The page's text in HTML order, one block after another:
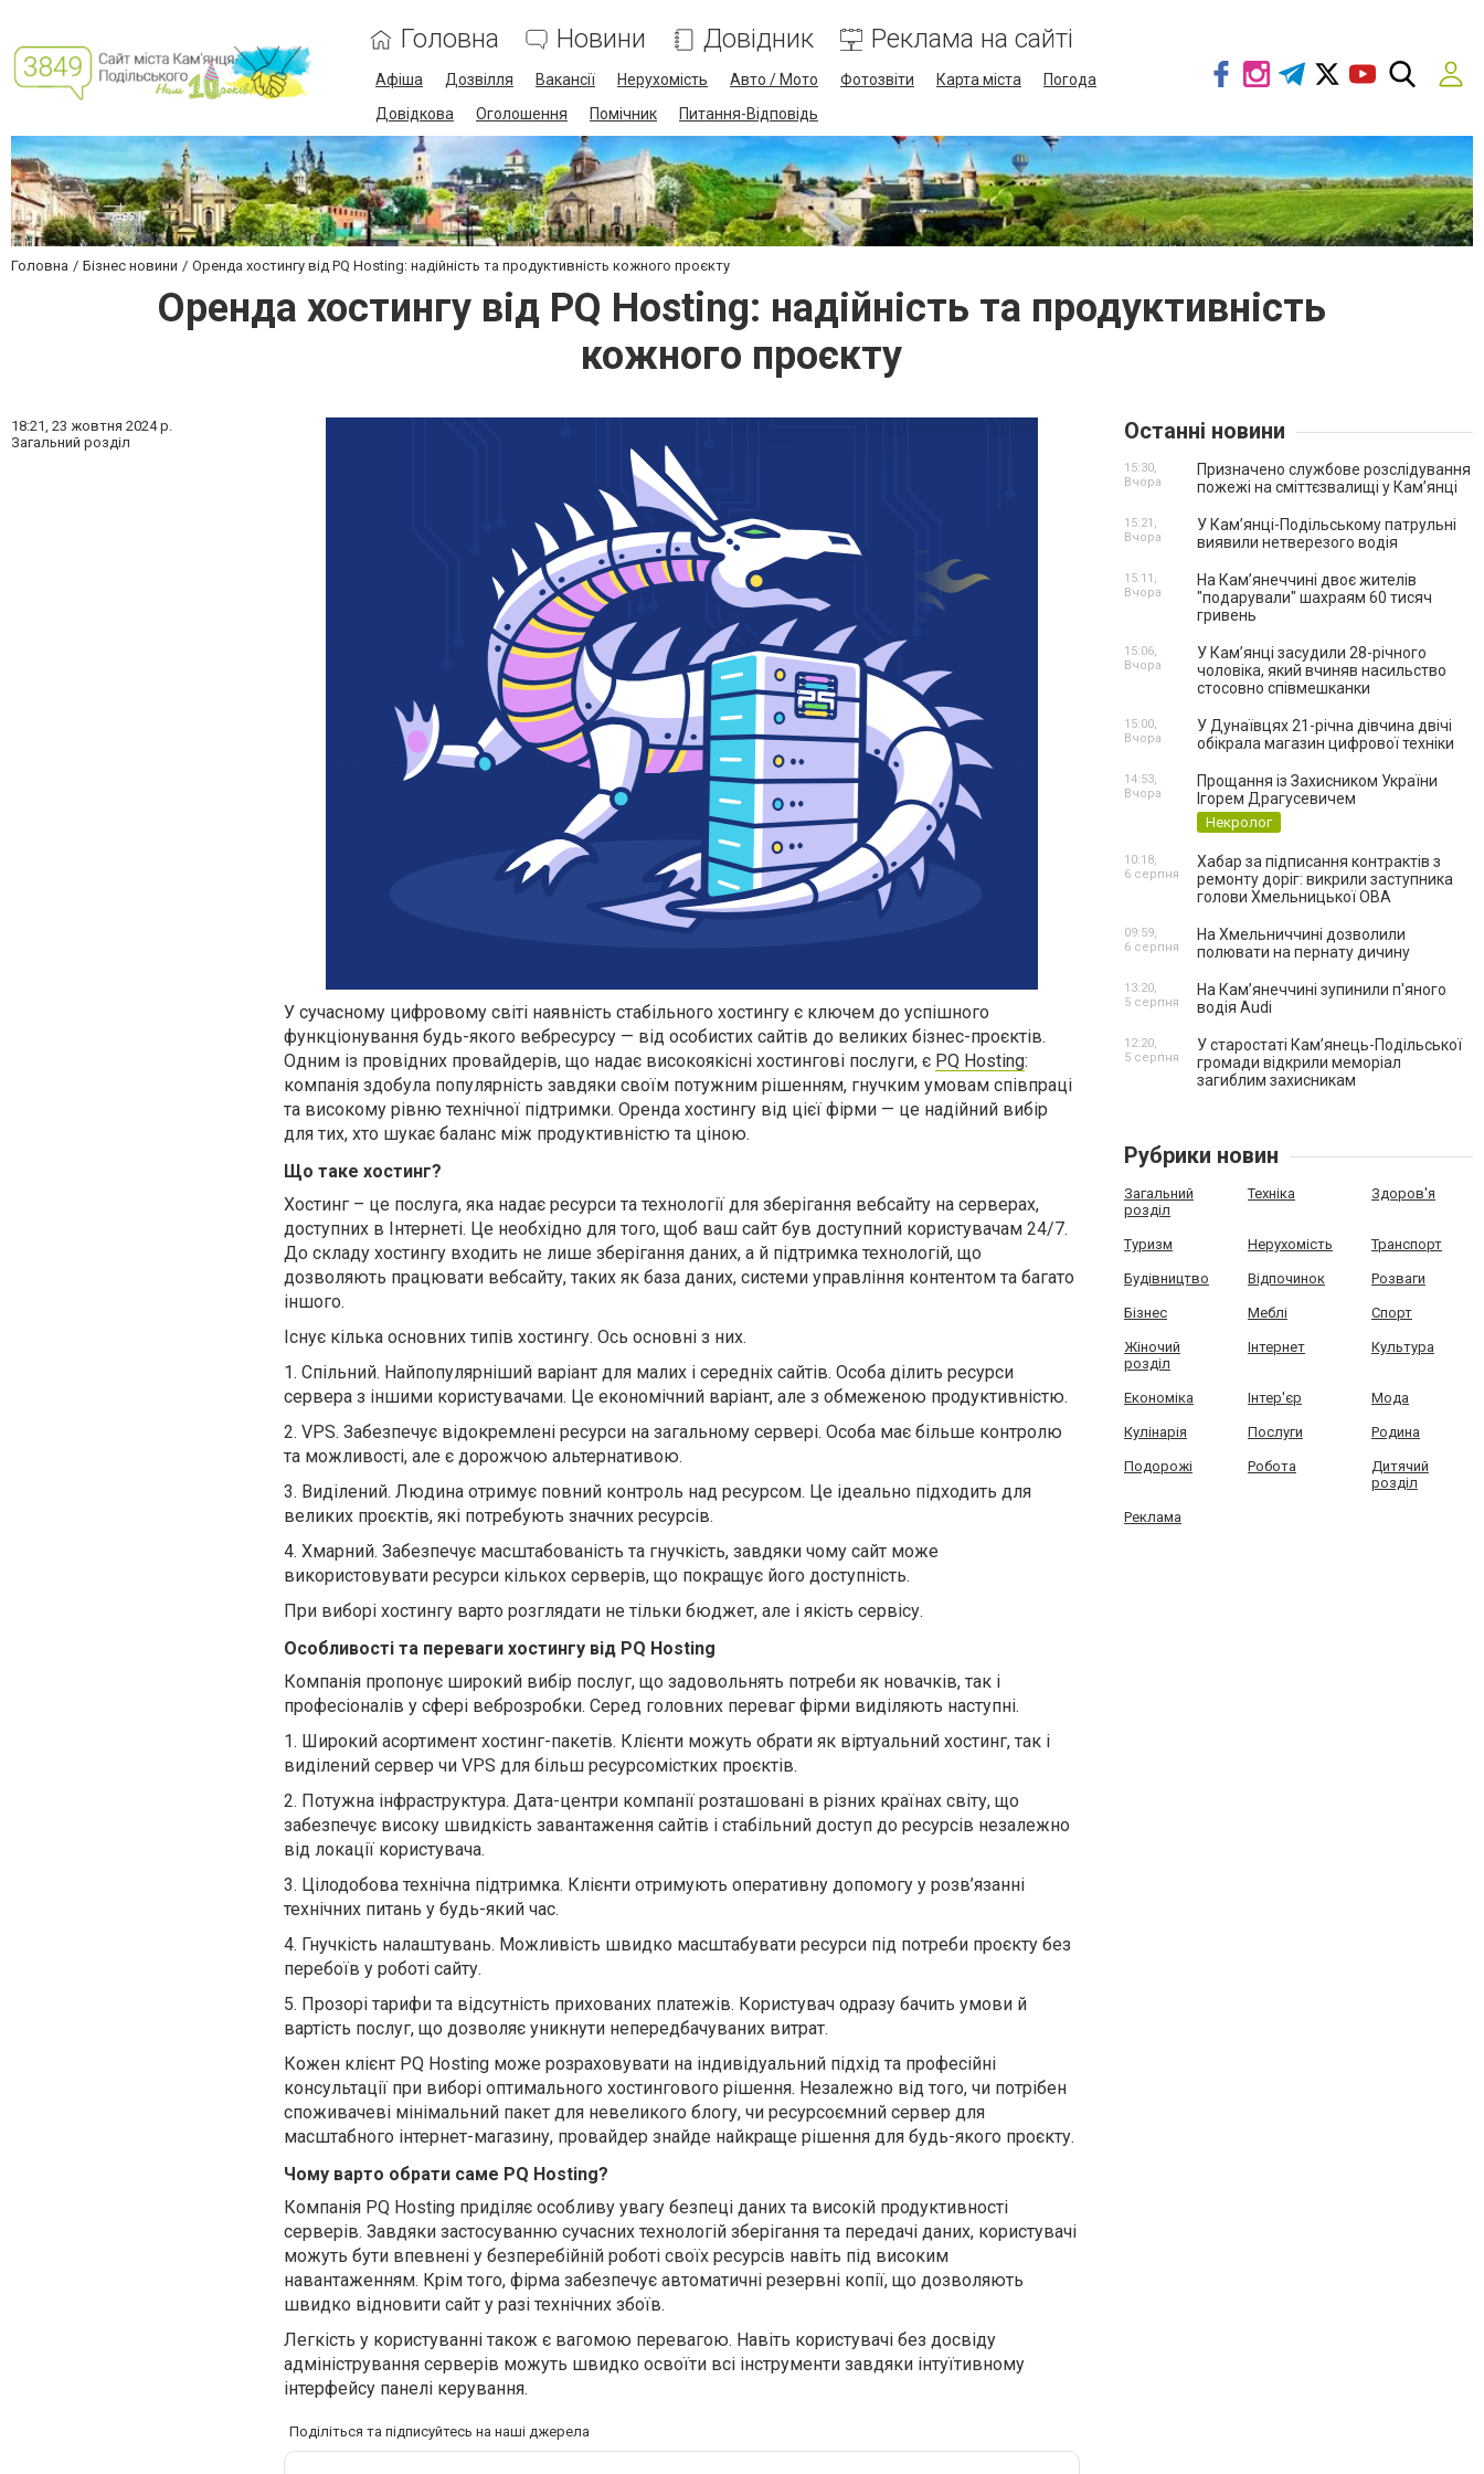
Головна Новини Довідник Реклама на сайті
Афіша Дозвілля Вакансії Нерухомість Авто / Мото Фотозвіти Карта міста
Погода
Довідкова
Оголошення Помічник Питання-Відповідь
Головна Бізнес новини Оренда хостингу від PQ Hosting: надійність та продуктивність кожного проєкту
Оренда хостингу від PQ Hosting: надійність та продуктивність
кожного проєкту
18:21, 23 жовтня 2024 р.
Загальний розділ
У сучасному цифровому світі наявність стабільного хостингу є ключем до успішного
функціонування будь-якого вебресурсу — від особистих сайтів до великих бізнес-проєктів.
Одним із провідних провайдерів, що надає високоякісні хостингові послуги, є PQ Hosting:
компанія здобула популярність завдяки своїм потужним рішенням, гнучким умовам співпраці
та високому рівню технічної підтримки. Оренда хостингу від цієї фірми — це надійний вибір
для тих, хто шукає баланс між продуктивністю та ціною.
Що таке хостинг?
Хостинг – це послуга, яка надає ресурси та технології для зберігання вебсайту на серверах,
доступних в Інтернеті. Це необхідно для того, щоб ваш сайт був доступний користувачам 24/7.
До складу хостингу входить не лише зберігання даних, а й підтримка технологій, що
дозволяють працювати вебсайту, таких як база даних, системи управління контентом та багато
іншого.
Існує кілька основних типів хостингу. Ось основні з них.
1. Спільний. Найпопулярніший варіант для малих і середніх сайтів. Особа ділить ресурси
сервера з іншими користувачами. Це економічний варіант, але з обмеженою продуктивністю.
2. VPS. Забезпечує відокремлені ресурси на загальному сервері. Особа має більше контролю
та можливості, але є дорожчою альтернативою.
3. Виділений. Людина отримує повний контроль над ресурсом. Це ідеально підходить для
великих проєктів, які потребують значних ресурсів.
4. Хмарний. Забезпечує масштабованість та гнучкість, завдяки чому сайт може
використовувати ресурси кількох серверів, що покращує його доступність.
При виборі хостингу варто розглядати не тільки бюджет, але і якість сервісу.
Особливості та переваги хостингу від PQ Hosting
Компанія пропонує широкий вибір послуг, що задовольнять потреби як новачків, так і
професіоналів у сфері веброзробки. Серед головних переваг фірми виділяють наступні.
1. Широкий асортимент хостинг-пакетів. Клієнти можуть обрати як віртуальний хостинг, так і
виділений сервер чи VPS для більш ресурсомістких проєктів.
2. Потужна інфраструктура. Дата-центри компанії розташовані в різних країнах світу, що
забезпечує високу швидкість завантаження сайтів і стабільний доступ до ресурсів незалежно
від локації користувача.
3. Цілодобова технічна підтримка. Клієнти отримують оперативну допомогу у розв’язанні
технічних питань у будь-який час.
4. Гнучкість налаштувань. Можливість швидко масштабувати ресурси під потреби проєкту без
перебоїв у роботі сайту.
5. Прозорі тарифи та відсутність прихованих платежів. Користувач одразу бачить умови й
вартість послуг, що дозволяє уникнути непередбачуваних витрат.
Кожен клієнт PQ Hosting може розраховувати на індивідуальний підхід та професійні
консультації при виборі оптимального хостингового рішення. Незалежно від того, чи потрібен
споживачеві мінімальний пакет для невеликого блогу, чи ресурсоємний сервер для
масштабного інтернет-магазину, провайдер знайде найкраще рішення для будь-якого проєкту.
Чому варто обрати саме PQ Hosting?
Компанія PQ Hosting приділяє особливу увагу безпеці даних та високій продуктивності
серверів. Завдяки застосуванню сучасних технологій зберігання та передачі даних, користувачі
можуть бути впевнені у безперебійній роботі своїх ресурсів навіть під високим
навантаженням. Крім того, фірма забезпечує автоматичні резервні копії, що дозволяють
швидко відновити сайт у разі технічних збоїв.
Легкість у користуванні також є вагомою перевагою. Навіть користувачі без досвіду
адміністрування серверів можуть швидко освоїти всі інструменти завдяки інтуїтивному
інтерфейсу панелі керування.
Поділіться та підписуйтесь на наші джерела
Останні новини
Призначено службове розслідування
пожежі на сміттєзвалищі у Кам’янці
15:30,
Вчора
У Кам’янці-Подільському патрульні
виявили нетверезого водія
15:21,
Вчора
На Камʼянеччині двоє жителів
"подарували" шахраям 60 тисяч
гривень
15:11,
Вчора
У Камʼянці засудили 28-річного
чоловіка, який вчиняв насильство
стосовно співмешканки
15:06,
Вчора
У Дунаївцях 21-річна дівчина двічі
обікрала магазин цифрової техніки
15:00,
Вчора
Прощання із Захисником України
Ігорем Драгусевичем
Некролог
14:53,
Вчора
Хабар за підписання контрактів з
ремонту доріг: викрили заступника
голови Хмельницької ОВА
10:18,
6 серпня
На Хмельниччині дозволили
полювати на пернату дичину
09:59,
6 серпня
На Камʼянеччині зупинили п'яного
водія Audi
13:20,
5 серпня
У старостаті Кам’янець-Подільської
громади відкрили меморіал
загиблим захисникам
12:20,
5 серпня
Рубрики новин
Загальний
розділ
Техніка Здоров'я
Туризм Нерухомість Транспорт
Будівництво Відпочинок Розваги
Бізнес Меблі Спорт
Жіночий
розділ
Інтернет Культура
Економіка Інтер'єр Мода
Кулінарія Послуги Родина
Подорожі Робота
Дитячий
розділ
Реклама